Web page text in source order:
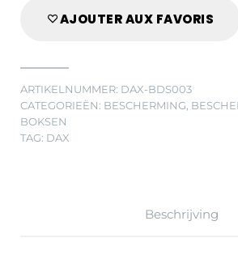
AJOUTER AUX FAVORIS
ARTIKELNUMMER: DAX-BDS003
CATEGORIEËN: BESCHERMING
BOKSEN
TAG: DAX
Beschrijving